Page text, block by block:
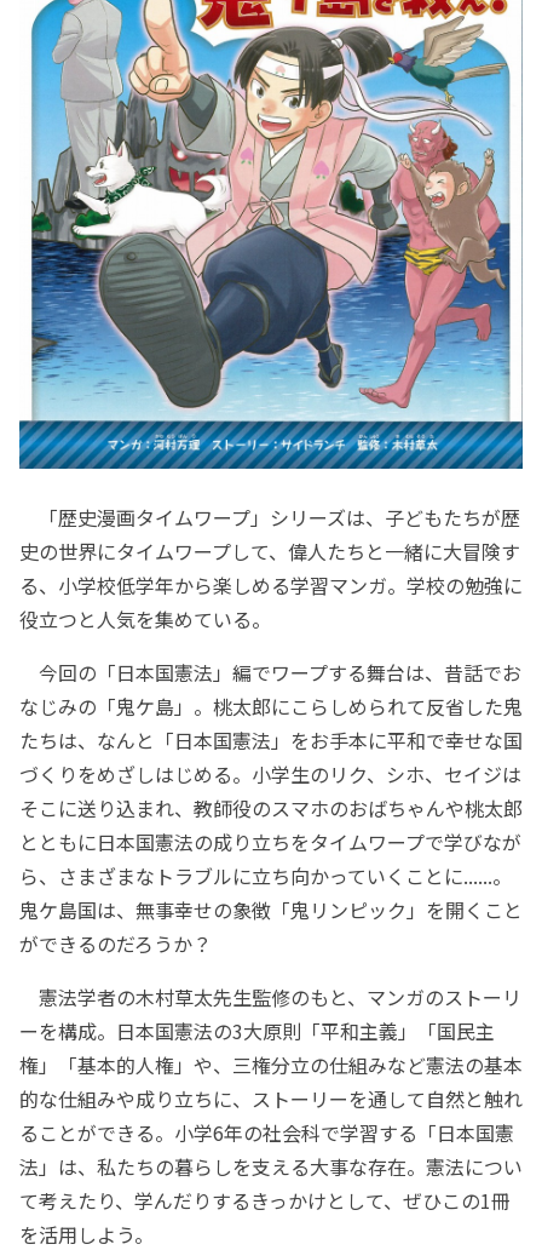
「歴史漫画タイムワープ」シリーズは、子どもたちが歴
史の世界にタイムワープして、偉人たちと一緒に大冒険す
る、小学校低学年から楽しめる学習マンガ。学校の勉強に
役立つと人気を集めている。
今回の「日本国憲法」編でワープする舞台は、昔話でお
なじみの「鬼ケ島」。桃太郎にこらしめられて反省した鬼
たちは、なんと「日本国憲法」をお手本に平和で幸せな国
づくりをめざしはじめる。小学生のリク、シホ、セイジは
そこに送り込まれ、教師役のスマホのおばちゃんや桃太郎
とともに日本国憲法の成り立ちをタイムワープで学びなが
ら、さまざまなトラブルに立ち向かっていくことに......。
鬼ケ島国は、無事幸せの象徴「鬼リンピック」を開くこと
ができるのだろうか？
憲法学者の木村草太先生監修のもと、マンガのストーリ
ーを構成。日本国憲法の3大原則「平和主義」「国民主
権」「基本的人権」や、三権分立の仕組みなど憲法の基本
的な仕組みや成り立ちに、ストーリーを通して自然と触れ
ることができる。小学6年の社会科で学習する「日本国憲
法」は、私たちの暮らしを支える大事な存在。憲法につい
て考えたり、学んだりするきっかけとして、ぜひこの1冊
を活用しよう。